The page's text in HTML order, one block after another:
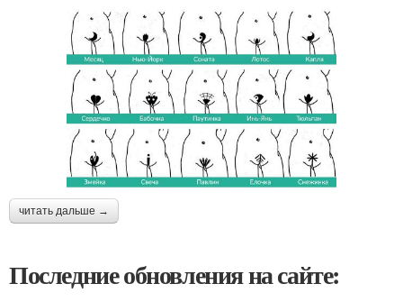
читать дальше →
Последние обновления на сайте: